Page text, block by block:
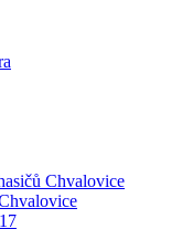
Chvalovice